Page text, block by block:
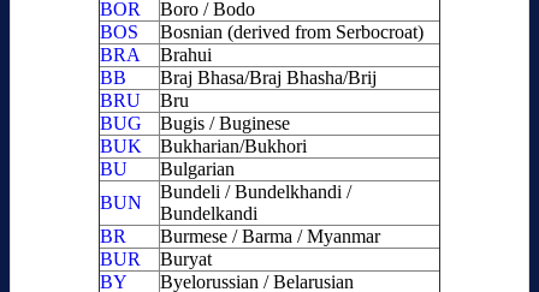
BOR
Boro / Bodo
BOS
Bosnian (derived from Serbocroat)
BRA
Brahui
BB
Braj Bhasa/Braj Bhasha/Brij
BRU
Bru
BUG
Bugis / Buginese
BUK
Bukharian/Bukhori
BU
Bulgarian
BUN
Bundeli / Bundelkhandi /
Bundelkandi
BR
Burmese / Barma / Myanmar
BUR
Buryat
BY
Byelorussian / Belarusian